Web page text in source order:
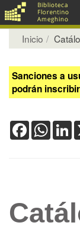
Inicio
Sanciones a
podrán
Facebook